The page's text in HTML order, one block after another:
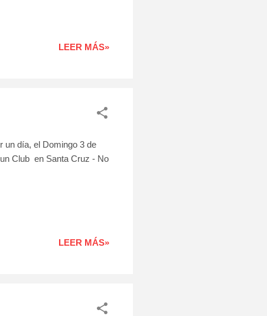
LEER MÁS»
un día, el Domingo 3 de
Club en Santa Cruz - No
LEER MÁS»